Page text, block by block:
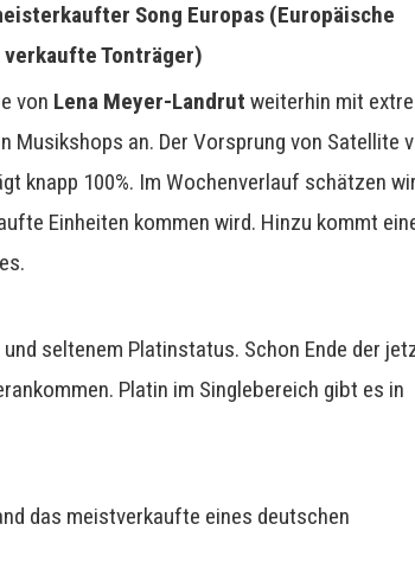
Song Europas (Europäische
Tonträger)
von Lena Meyer-Landrut weiterhin mit
Musikshops an. Der Vorsprung von Satellite
knapp 100%. Im Wochenverlauf schätzen
Einheiten kommen wird. Hinzu kommt
seltenem Platinstatus. Schon Ende der
Platin im Singlebereich gibt es in
das meistverkaufte eines deutschen